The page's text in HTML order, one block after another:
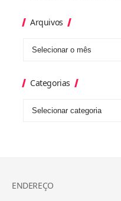
Arquivos
Categorias
ENDEREÇO